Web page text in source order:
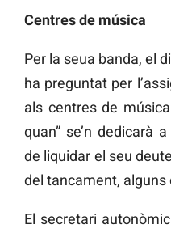
Centres de música
Per la seua banda, el
ha preguntat per
als centres de
quan” se’n dedicarà
de liquidar el seu
del tancament, alguns
El secretari